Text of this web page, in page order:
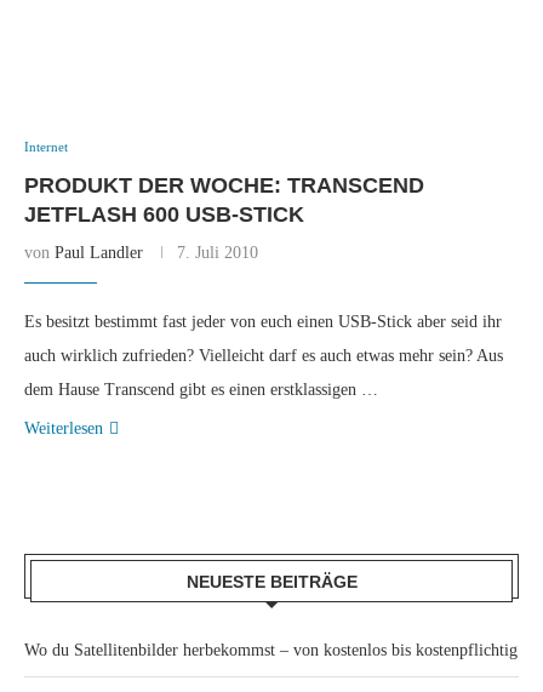
Internet
PRODUKT DER WOCHE: TRANSCEND
JETFLASH 600 USB-STICK
von Paul Landler 7. Juli 2010
Es besitzt bestimmt fast jeder von euch einen USB-Stick aber seid ihr
auch wirklich zufrieden? Vielleicht darf es auch etwas mehr sein? Aus
dem Hause Transcend gibt es einen erstklassigen …
Weiterlesen
NEUESTE BEITRÄGE
Wo du Satellitenbilder herbekommst – von kostenlos bis kostenpflichtig